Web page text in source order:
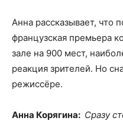
Анна рассказывает, что
французская премьера
зале на 900 мест,
реакция зрителей. Но
режиссёре.
Анна Корягина: Сразу